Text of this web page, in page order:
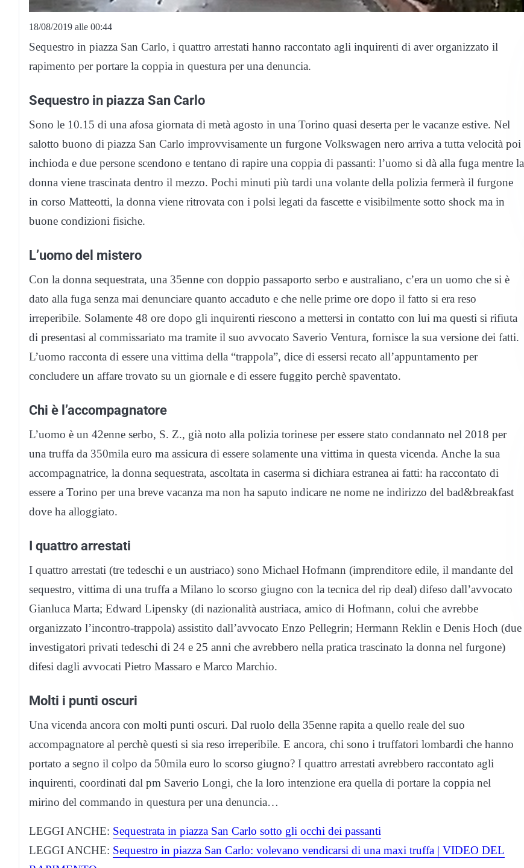
18/08/2019 alle 00:44
Sequestro in piazza San Carlo, i quattro arrestati hanno raccontato agli inquirenti di aver organizzato il
rapimento per portare la coppia in questura per una denuncia.
Sequestro in piazza San Carlo
Sono le 10.15 di una afosa giornata di metà agosto in una Torino quasi deserta per le vacanze estive. Nel
salotto buono di piazza San Carlo improvvisamente un furgone Volkswagen nero arriva a tutta velocità poi
inchioda e due persone scendono e tentano di rapire una coppia di passanti: l’uomo si dà alla fuga mentre la
donna viene trascinata dentro il mezzo. Pochi minuti più tardi una volante della polizia fermerà il furgone
in corso Matteotti, la donna viene ritrovata con i polsi legati da fascette e visibilmente sotto shock ma in
buone condizioni fisiche.
L’uomo del mistero
Con la donna sequestrata, una 35enne con doppio passaporto serbo e australiano, c’era un uomo che si è
dato alla fuga senza mai denunciare quanto accaduto e che nelle prime ore dopo il fatto si era reso
irreperibile. Solamente 48 ore dopo gli inquirenti riescono a mettersi in contatto con lui ma questi si rifiuta
di presentasi al commissariato ma tramite il suo avvocato Saverio Ventura, fornisce la sua versione dei fatti.
L’uomo racconta di essere una vittima della “trappola”, dice di essersi recato all’appuntamento per
concludere un affare trovato su un giornale e di essere fuggito perchè spaventato.
Chi è l’accompagnatore
L’uomo è un 42enne serbo, S. Z., già noto alla polizia torinese per essere stato condannato nel 2018 per
una truffa da 350mila euro ma assicura di essere solamente una vittima in questa vicenda. Anche la sua
accompagnatrice, la donna sequestrata, ascoltata in caserma si dichiara estranea ai fatti: ha raccontato di
essere a Torino per una breve vacanza ma non ha saputo indicare ne nome ne indirizzo del bad&breakfast
dove ha alloggiato.
I quattro arrestati
I quattro arrestati (tre tedeschi e un austriaco) sono Michael Hofmann (imprenditore edile, il mandante del
sequestro, vittima di una truffa a Milano lo scorso giugno con la tecnica del rip deal) difeso dall’avvocato
Gianluca Marta; Edward Lipensky (di nazionalità austriaca, amico di Hofmann, colui che avrebbe
organizzato l’incontro-trappola) assistito dall’avvocato Enzo Pellegrin; Hermann Reklin e Denis Hoch (due
investigatori privati tedeschi di 24 e 25 anni che avrebbero nella pratica trascinato la donna nel furgone)
difesi dagli avvocati Pietro Massaro e Marco Marchio.
Molti i punti oscuri
Una vicenda ancora con molti punti oscuri. Dal ruolo della 35enne rapita a quello reale del suo
accompagnatore al perchè questi si sia reso irreperibile. E ancora, chi sono i truffatori lombardi che hanno
portato a segno il colpo da 50mila euro lo scorso giugno? I quattro arrestati avrebbero raccontato agli
inquirenti, coordinati dal pm Saverio Longi, che la loro intenzione era quella di portare la coppia nel
mirino del commando in questura per una denuncia…
LEGGI ANCHE: Sequestrata in piazza San Carlo sotto gli occhi dei passanti
LEGGI ANCHE: Sequestro in piazza San Carlo: volevano vendicarsi di una maxi truffa | VIDEO DEL